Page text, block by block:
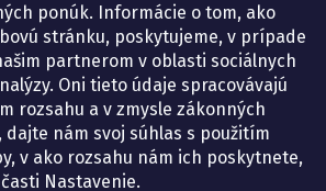
ponúk. Informácie o tom, ako
stránku, poskytujeme, v prípade
partnerom v oblasti sociálnych
Oni tieto údaje spracovávajú
rozsahu a v zmysle zákonných
dajte nám svoj súhlas s použitím
v ako rozsahu nám ich poskytnete,
Nastavenie.